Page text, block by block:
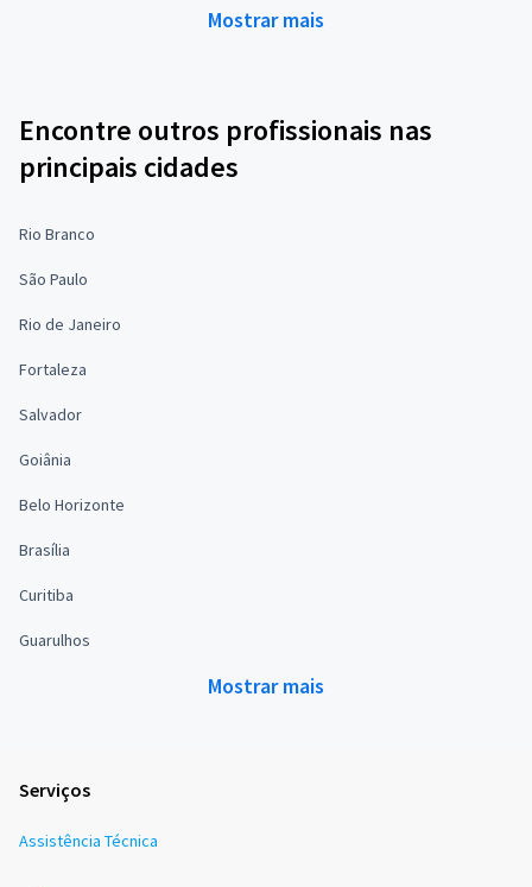
Mostrar mais
Encontre outros profissionais nas
principais cidades
Rio Branco
São Paulo
Rio de Janeiro
Fortaleza
Salvador
Goiânia
Belo Horizonte
Brasília
Curitiba
Guarulhos
Mostrar mais
Serviços
Assistência Técnica